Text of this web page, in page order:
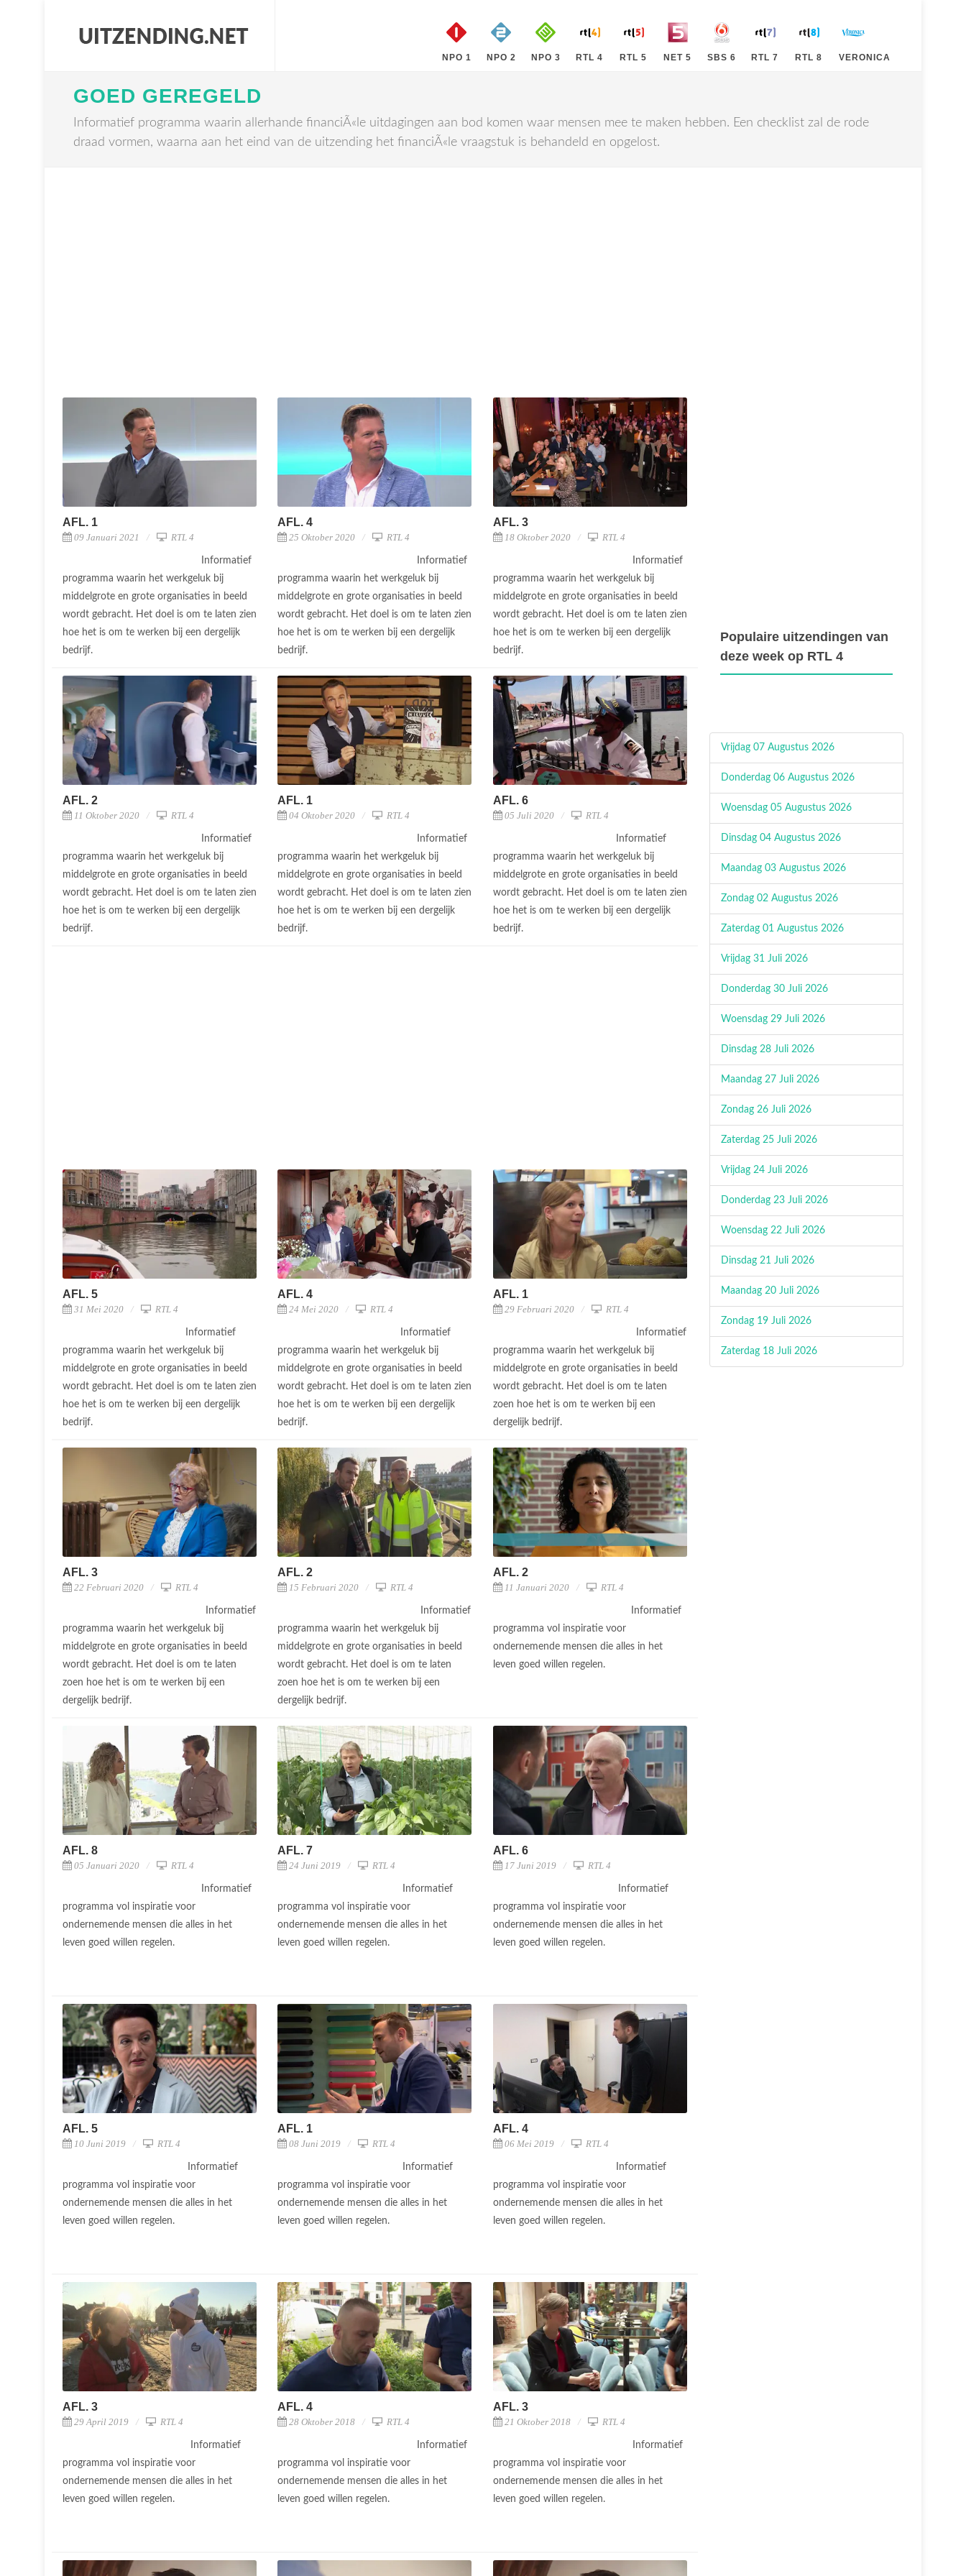
NPO 1 NPO 2 NPO 3 RTL 4 RTL 5 NET 5 SBS 6 RTL 7 RTL 8 VERONICA
GOED GEREGELD
Informatief programma waarin allerhande financiÃ«le uitdagingen aan bod komen waar mensen mee te maken hebben. Een checklist zal de rode
draad vormen, waarna aan het eind van de uitzending het financiÃ«le vraagstuk is behandeld en opgelost.
AFL. 1
09 Januari 2021 RTL 4
Informatief
programma waarin het werkgeluk bij
middelgrote en grote organisaties in beeld
wordt gebracht. Het doel is om te laten zien
hoe het is om te werken bij een dergelijk
bedrijf.
AFL. 4
25 Oktober 2020 RTL 4
Informatief
programma waarin het werkgeluk bij
middelgrote en grote organisaties in beeld
wordt gebracht. Het doel is om te laten zien
hoe het is om te werken bij een dergelijk
bedrijf.
AFL. 3
18 Oktober 2020 RTL 4
Informatief
programma waarin het werkgeluk bij
middelgrote en grote organisaties in beeld
wordt gebracht. Het doel is om te laten zien
hoe het is om te werken bij een dergelijk
bedrijf.
AFL. 2
11 Oktober 2020 RTL 4
Informatief
programma waarin het werkgeluk bij
middelgrote en grote organisaties in beeld
wordt gebracht. Het doel is om te laten zien
hoe het is om te werken bij een dergelijk
bedrijf.
AFL. 1
04 Oktober 2020 RTL 4
Informatief
programma waarin het werkgeluk bij
middelgrote en grote organisaties in beeld
wordt gebracht. Het doel is om te laten zien
hoe het is om te werken bij een dergelijk
bedrijf.
AFL. 6
05 Juli 2020 RTL 4
Informatief
programma waarin het werkgeluk bij
middelgrote en grote organisaties in beeld
wordt gebracht. Het doel is om te laten zien
hoe het is om te werken bij een dergelijk
bedrijf.
AFL. 5
31 Mei 2020 RTL 4
Informatief
programma waarin het werkgeluk bij
middelgrote en grote organisaties in beeld
wordt gebracht. Het doel is om te laten zien
hoe het is om te werken bij een dergelijk
bedrijf.
AFL. 4
24 Mei 2020 RTL 4
Informatief
programma waarin het werkgeluk bij
middelgrote en grote organisaties in beeld
wordt gebracht. Het doel is om te laten zien
hoe het is om te werken bij een dergelijk
bedrijf.
AFL. 1
29 Februari 2020 RTL 4
Informatief
programma waarin het werkgeluk bij
middelgrote en grote organisaties in beeld
wordt gebracht. Het doel is om te laten
zoen hoe het is om te werken bij een
dergelijk bedrijf.
AFL. 3
22 Februari 2020 RTL 4
Informatief
programma waarin het werkgeluk bij
middelgrote en grote organisaties in beeld
wordt gebracht. Het doel is om te laten
zoen hoe het is om te werken bij een
dergelijk bedrijf.
AFL. 2
15 Februari 2020 RTL 4
Informatief
programma waarin het werkgeluk bij
middelgrote en grote organisaties in beeld
wordt gebracht. Het doel is om te laten
zoen hoe het is om te werken bij een
dergelijk bedrijf.
AFL. 2
11 Januari 2020 RTL 4
Informatief
programma vol inspiratie voor
ondernemende mensen die alles in het
leven goed willen regelen.
AFL. 8
05 Januari 2020 RTL 4
Informatief
programma vol inspiratie voor
ondernemende mensen die alles in het
leven goed willen regelen.
AFL. 7
24 Juni 2019 RTL 4
Informatief
programma vol inspiratie voor
ondernemende mensen die alles in het
leven goed willen regelen.
AFL. 6
17 Juni 2019 RTL 4
Informatief
programma vol inspiratie voor
ondernemende mensen die alles in het
leven goed willen regelen.
AFL. 5
10 Juni 2019 RTL 4
Informatief
programma vol inspiratie voor
ondernemende mensen die alles in het
leven goed willen regelen.
AFL. 1
08 Juni 2019 RTL 4
Informatief
programma vol inspiratie voor
ondernemende mensen die alles in het
leven goed willen regelen.
AFL. 4
06 Mei 2019 RTL 4
Informatief
programma vol inspiratie voor
ondernemende mensen die alles in het
leven goed willen regelen.
AFL. 3
29 April 2019 RTL 4
Informatief
programma vol inspiratie voor
ondernemende mensen die alles in het
leven goed willen regelen.
AFL. 4
28 Oktober 2018 RTL 4
Informatief
programma vol inspiratie voor
ondernemende mensen die alles in het
leven goed willen regelen.
AFL. 3
21 Oktober 2018 RTL 4
Informatief
programma vol inspiratie voor
ondernemende mensen die alles in het
leven goed willen regelen.
Populaire uitzendingen van
deze week op RTL 4
Vrijdag 07 Augustus 2026
Donderdag 06 Augustus 2026
Woensdag 05 Augustus 2026
Dinsdag 04 Augustus 2026
Maandag 03 Augustus 2026
Zondag 02 Augustus 2026
Zaterdag 01 Augustus 2026
Vrijdag 31 Juli 2026
Donderdag 30 Juli 2026
Woensdag 29 Juli 2026
Dinsdag 28 Juli 2026
Maandag 27 Juli 2026
Zondag 26 Juli 2026
Zaterdag 25 Juli 2026
Vrijdag 24 Juli 2026
Donderdag 23 Juli 2026
Woensdag 22 Juli 2026
Dinsdag 21 Juli 2026
Maandag 20 Juli 2026
Zondag 19 Juli 2026
Zaterdag 18 Juli 2026